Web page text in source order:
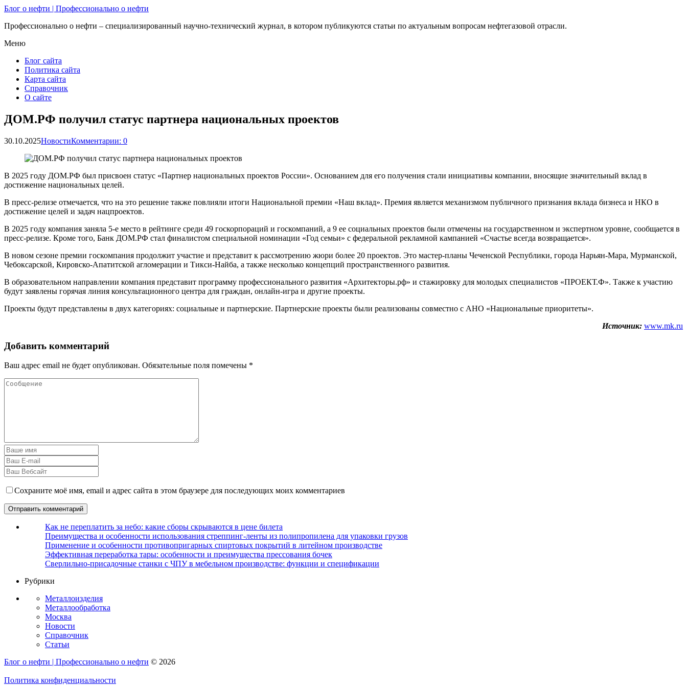
Блог о нефти | Профессионально о нефти
Профессионально о нефти – специализированный научно-технический журнал, в котором публикуются статьи по актуальным вопросам нефтегазовой отрасли.
Меню
Блог сайта
Политика сайта
Карта сайта
Справочник
О сайте
ДОМ.РФ получил статус партнера национальных проектов
30.10.2025НовостиКомментарии: 0
В 2025 году ДОМ.РФ был присвоен статус «Партнер национальных проектов России». Основанием для его получения стали инициативы компании, вносящие значительный вклад в
достижение национальных целей.
В пресс-релизе отмечается, что на это решение также повлияли итоги Национальной премии «Наш вклад». Премия является механизмом публичного признания вклада бизнеса и НКО в
достижение целей и задач нацпроектов.
В 2025 году компания заняла 5-е место в рейтинге среди 49 госкорпораций и госкомпаний, а 9 ее социальных проектов были отмечены на государственном и экспертном уровне, сообщается в
пресс-релизе. Кроме того, Банк ДОМ.РФ стал финалистом специальной номинации «Год семьи» с федеральной рекламной кампанией «Счастье всегда возвращается».
В новом сезоне премии госкомпания продолжит участие и представит к рассмотрению жюри более 20 проектов. Это мастер-планы Чеченской Республики, города Нарьян-Мара, Мурманской,
Чебоксарской, Кировско-Апатитской агломерации и Тикси-Найба, а также несколько концепций пространственного развития.
В образовательном направлении компания представит программу профессионального развития «Архитекторы.рф» и стажировку для молодых специалистов «ПРОЕКТ.Ф». Также к участию
будут заявлены горячая линия консультационного центра для граждан, онлайн-игра и другие проекты.
Проекты будут представлены в двух категориях: социальные и партнерские. Партнерские проекты были реализованы совместно с АНО «Национальные приоритеты».
Источник: www.mk.ru
Добавить комментарий
Ваш адрес email не будет опубликован. Обязательные поля помечены *
Сохраните моё имя, email и адрес сайта в этом браузере для последующих моих комментариев
Как не переплатить за небо: какие сборы скрываются в цене билета
Преимущества и особенности использования стреппинг-ленты из полипропилена для упаковки грузов
Применение и особенности противопригарных спиртовых покрытий в литейном производстве
Эффективная переработка тары: особенности и преимущества прессования бочек
Сверлильно-присадочные станки с ЧПУ в мебельном производстве: функции и спецификации
Рубрики
Металлоизделия
Металлообработка
Москва
Новости
Справочник
Статьи
Блог о нефти | Профессионально о нефти © 2026
Политика конфиденциальности